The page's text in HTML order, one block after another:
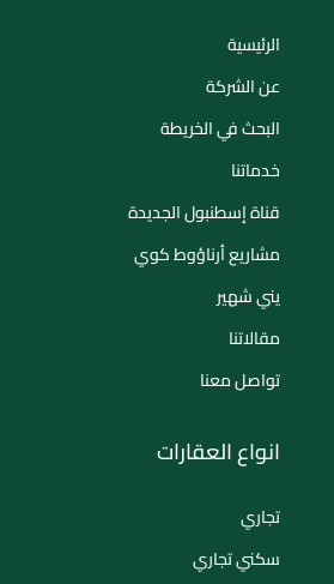
الرئيسية
عن الشركة
البحث في الخريطة
خدماتنا
قناة إسطنبول الجديدة
مشاريع أرناؤوط كوي
يني شهير
مقالاتنا
تواصل معنا
انواع العقارات
تجاري
سكني تجاري